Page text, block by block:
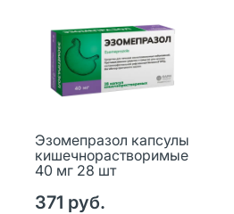
Эзомепразол капсулы
кишечнорастворимые
40 мг 28 шт
371 руб.